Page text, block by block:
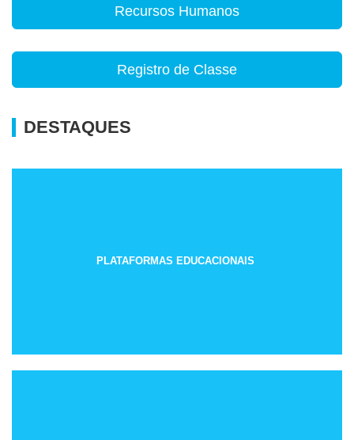
Recursos Humanos
Registro de Classe
DESTAQUES
PLATAFORMAS EDUCACIONAIS